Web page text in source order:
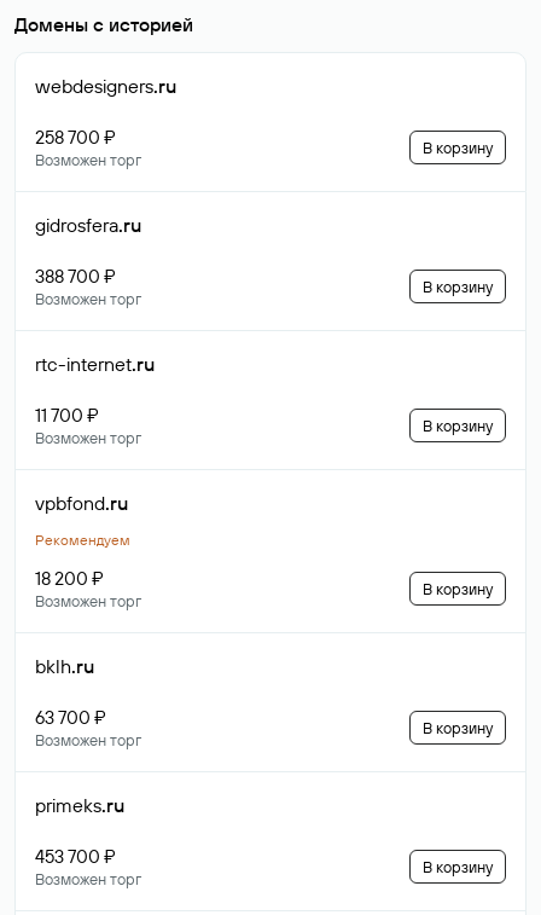
Домены с историей
webdesigners.ru
258 700 ₽
Возможен торг
В корзину
gidrosfera.ru
388 700 ₽
Возможен торг
В корзину
rtc-internet.ru
11 700 ₽
Возможен торг
В корзину
vpbfond.ru
Рекомендуем
18 200 ₽
Возможен торг
В корзину
bklh.ru
63 700 ₽
Возможен торг
В корзину
primeks.ru
453 700 ₽
Возможен торг
В корзину